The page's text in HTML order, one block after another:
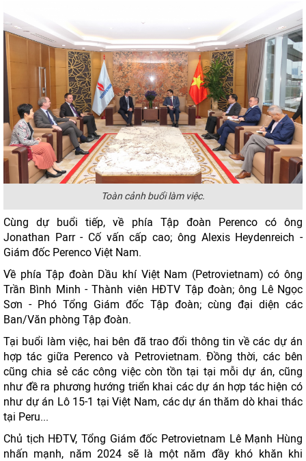
Toàn cảnh buổi làm việc.
Cùng dự buổi tiếp, về phía Tập đoàn Perenco có ông
Jonathan Parr - Cố vấn cấp cao; ông Alexis Heydenreich -
Giám đốc Perenco Việt Nam.
Về phía Tập đoàn Dầu khí Việt Nam (Petrovietnam) có ông
Trần Bình Minh - Thành viên HĐTV Tập đoàn; ông Lê Ngọc
Sơn - Phó Tổng Giám đốc Tập đoàn; cùng đại diện các
Ban/Văn phòng Tập đoàn.
Tại buổi làm việc, hai bên đã trao đổi thông tin về các dự án
hợp tác giữa Perenco và Petrovietnam. Đồng thời, các bên
cũng chia sẻ các công việc còn tồn tại tại mỗi dự án, cũng
như đề ra phương hướng triển khai các dự án hợp tác hiện có
như dự án Lô 15-1 tại Việt Nam, các dự án thăm dò khai thác
tại Peru...
Chủ tịch HĐTV, Tổng Giám đốc Petrovietnam Lê Mạnh Hùng
nhấn mạnh, năm 2024 sẽ là một năm đầy khó khăn khi